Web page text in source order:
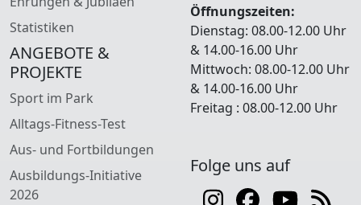
Statistiken
ANGEBOTE &
PROJEKTE
Sport im Park
Alltags-Fitness-Test
Aus- und Fortbildungen
Ausbildungs-Initiative
2026
Öffnungszeiten:
Dienstag: 08.00-12.00 Uhr
& 14.00-16.00 Uhr
Mittwoch: 08.00-12.00 Uhr
& 14.00-16.00 Uhr
Freitag : 08.00-12.00 Uhr
Folge uns auf